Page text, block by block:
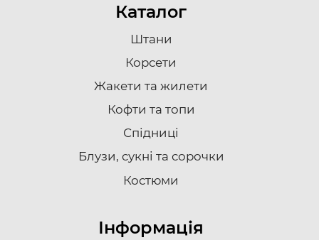
Каталог
Штани
Корсети
Жакети та жилети
Кофти та топи
Спідниці
Блузи, сукні та сорочки
Костюми
Інформація